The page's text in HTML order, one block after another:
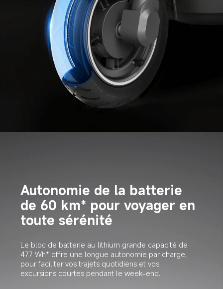
Autonomie de la batterie
de 60 km* pour voyager en
toute sérénité
Le bloc de batterie au lithium grande capacité de
477 Wh* offre une longue autonomie par charge,
pour faciliter vos trajets quotidiens et vos
excursions courtes pendant le week-end.